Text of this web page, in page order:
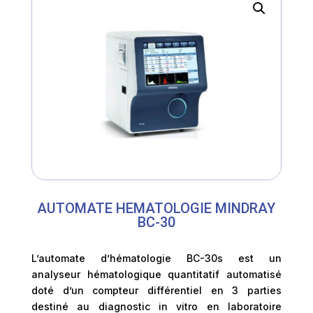
AUTOMATE HEMATOLOGIE MINDRAY
BC-30
L’automate d’hématologie BC-30s est un
analyseur hématologique quantitatif automatisé
doté d’un compteur différentiel en 3 parties
destiné au diagnostic in vitro en laboratoire